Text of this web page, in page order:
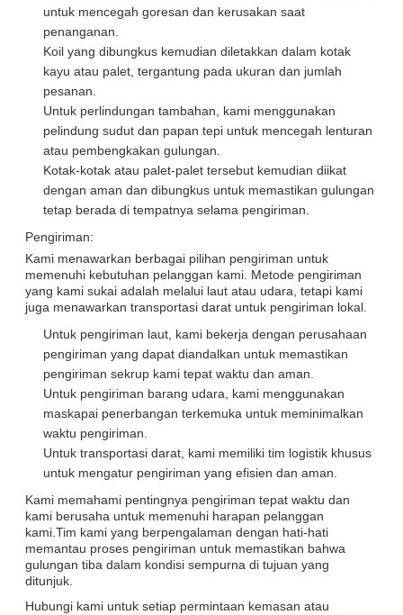
untuk mencegah goresan dan kerusakan saat
penanganan.
Koil yang dibungkus kemudian diletakkan dalam kotak
kayu atau palet, tergantung pada ukuran dan jumlah
pesanan.
Untuk perlindungan tambahan, kami menggunakan
pelindung sudut dan papan tepi untuk mencegah lenturan
atau pembengkakan gulungan.
Kotak-kotak atau palet-palet tersebut kemudian diikat
dengan aman dan dibungkus untuk memastikan gulungan
tetap berada di tempatnya selama pengiriman.
Pengiriman:
Kami menawarkan berbagai pilihan pengiriman untuk
memenuhi kebutuhan pelanggan kami. Metode pengiriman
yang kami sukai adalah melalui laut atau udara, tetapi kami
juga menawarkan transportasi darat untuk pengiriman lokal.
Untuk pengiriman laut, kami bekerja dengan perusahaan
pengiriman yang dapat diandalkan untuk memastikan
pengiriman sekrup kami tepat waktu dan aman.
Untuk pengiriman barang udara, kami menggunakan
maskapai penerbangan terkemuka untuk meminimalkan
waktu pengiriman.
Untuk transportasi darat, kami memiliki tim logistik khusus
untuk mengatur pengiriman yang efisien dan aman.
Kami memahami pentingnya pengiriman tepat waktu dan
kami berusaha untuk memenuhi harapan pelanggan
kami.Tim kami yang berpengalaman dengan hati-hati
memantau proses pengiriman untuk memastikan bahwa
gulungan tiba dalam kondisi sempurna di tujuan yang
ditunjuk.
Hubungi kami untuk setiap permintaan kemasan atau